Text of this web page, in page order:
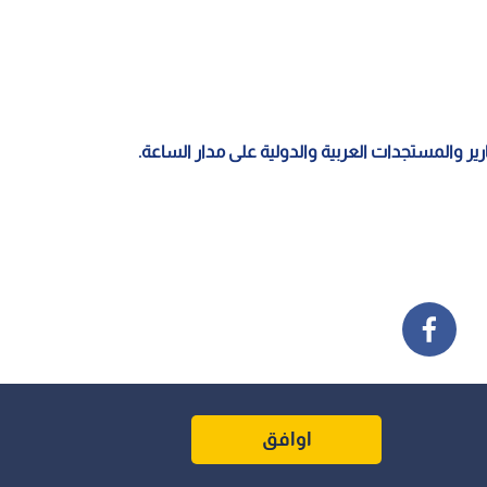
اوافق
والمستجدات العربية والدولية على مدار الساعة.